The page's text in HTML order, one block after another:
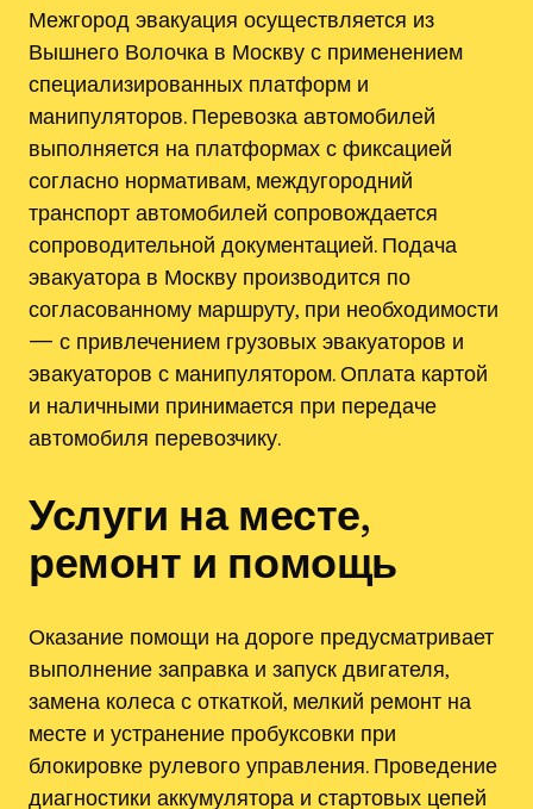
Межгород эвакуация осуществляется из
Вышнего Волочка в Москву с применением
специализированных платформ и
манипуляторов. Перевозка автомобилей
выполняется на платформах с фиксацией
согласно нормативам, междугородний
транспорт автомобилей сопровождается
сопроводительной документацией. Подача
эвакуатора в Москву производится по
согласованному маршруту, при необходимости
— с привлечением грузовых эвакуаторов и
эвакуаторов с манипулятором. Оплата картой
и наличными принимается при передаче
автомобиля перевозчику.
Услуги на месте,
ремонт и помощь
Оказание помощи на дороге предусматривает
выполнение заправка и запуск двигателя,
замена колеса с откаткой, мелкий ремонт на
месте и устранение пробуксовки при
блокировке рулевого управления. Проведение
диагностики аккумулятора и стартовых цепей